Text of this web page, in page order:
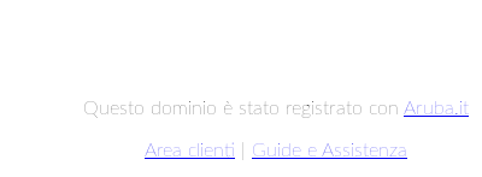
Questo dominio è stato registrato con Aruba.it
Area clienti Guide e Assistenza